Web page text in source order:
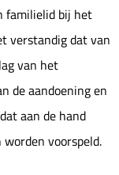
familielid bij het
verstandig dat van
van het
de aandoening en
aan de hand
voorspeld.